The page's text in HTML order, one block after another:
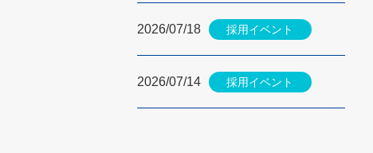
2026/07/18 採用イベント
2026/07/14 採用イベント